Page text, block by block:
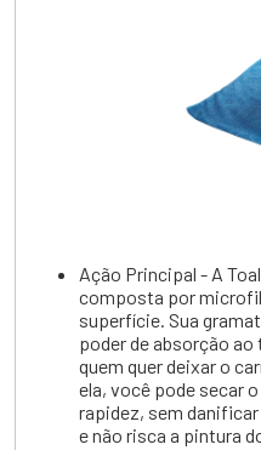
Ação Principal - A
composta por
superfície. Sua
poder de absorção
quem quer deixar o
ela, você pode secar
rapidez, sem
e não risca a pintura